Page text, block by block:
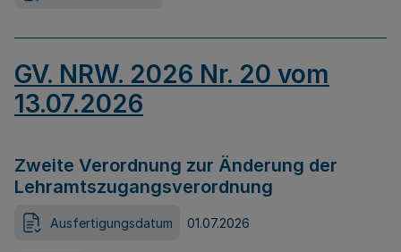
GV. NRW. 2026 Nr. 20 vom
13.07.2026
Zweite Verordnung zur Änderung der
Lehramtszugangsverordnung
Ausfertigungsdatum 01.07.2026